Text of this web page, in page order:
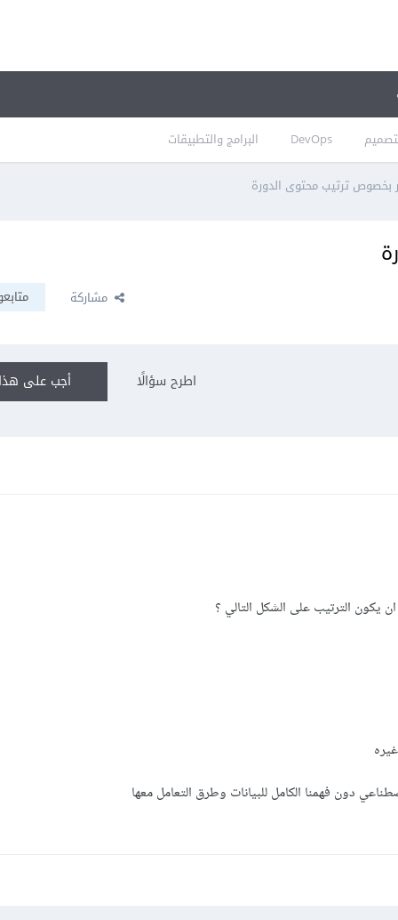
DevOps البرامج والتطبيقات
بخصوص ترتيب محتوى الدورة
مشاركة
أجب على اطرح سؤالًا
يكون الترتيب على الشكل التالي ؟
دون فهمنا الكامل للبيانات وطرق التعامل معها